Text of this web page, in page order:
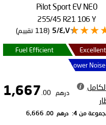
Pilot Sport EV NE0
255/45 R21 106 Y
٤٫٧/5 (118 تقييم)
Fuel Efficient
Lower
درهم .00
من 4: درهم .00